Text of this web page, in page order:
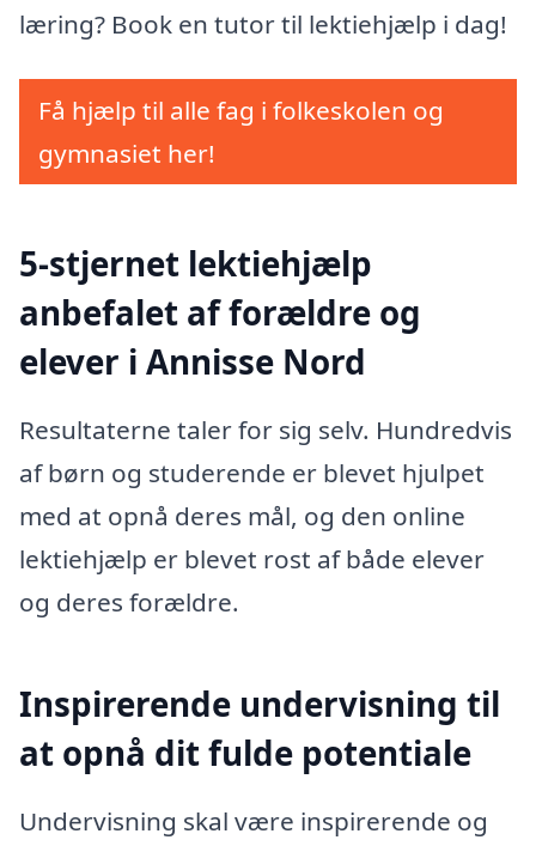
læring? Book en tutor til lektiehjælp i dag!
Få hjælp til alle fag i folkeskolen og
gymnasiet her!
5-stjernet lektiehjælp
anbefalet af forældre og
elever i Annisse Nord
Resultaterne taler for sig selv. Hundredvis
af børn og studerende er blevet hjulpet
med at opnå deres mål, og den online
lektiehjælp er blevet rost af både elever
og deres forældre.
Inspirerende undervisning til
at opnå dit fulde potentiale
Undervisning skal være inspirerende og